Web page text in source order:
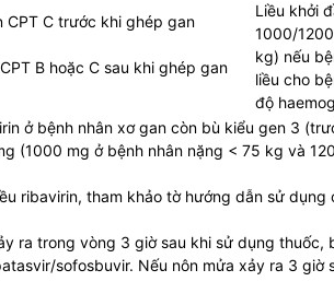
CPT C trước khi ghép gan
B hoặc C sau khi ghép gan
Liều khởi
1000/
kg) nếu
liều cho
độ
ở bệnh nhân xơ gan còn bù kiểu gen 3
(1000 mg ở bệnh nhân nặng < 75 kg và
ribavirin, tham khảo tờ hướng dẫn sử
ra trong vòng 3 giờ sau khi sử dụng thuốc,
sofosbuvir. Nếu nôn mửa xảy ra 3